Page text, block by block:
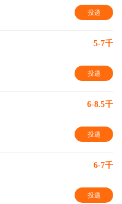
投递
5-7千
投递
6-8.5千
投递
6-7千
投递